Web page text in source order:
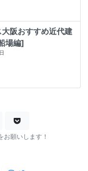
阪おすすめ近代建
場編]
願いします！